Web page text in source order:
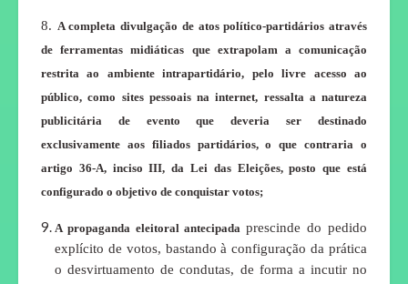
8. A completa divulgação de atos político-partidários através
de ferramentas midiáticas que extrapolam a comunicação
restrita ao ambiente intrapartidário, pelo livre acesso ao
público, como sites pessoais na internet, ressalta a natureza
publicitária de evento que deveria ser destinado
exclusivamente aos filiados partidários, o que contraria o
artigo 36-A, inciso III, da Lei das Eleições, posto que está
configurado o objetivo de conquistar votos;
A propaganda eleitoral antecipadaprescinde do pedido
explícito de votos, bastando à configuração da prática
o desvirtuamento de condutas, de forma a incutir no